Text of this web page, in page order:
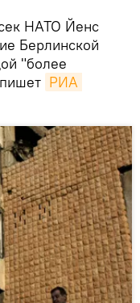
НАТО Йенс
Берлинской
"более
РИА